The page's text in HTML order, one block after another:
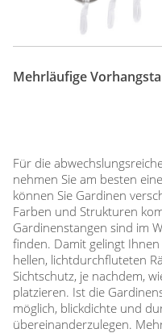
Mehrläufige
Für die
nehmen Sie am besten
können Sie Gardinen
Farben und Strukturen
Gardinenstangen sind im
finden. Damit gelingt
hellen, lichtdurchfluteten
Sichtschutz, je nachdem,
platzieren. Ist die
möglich, blickdichte und
übereinanderzulegen.